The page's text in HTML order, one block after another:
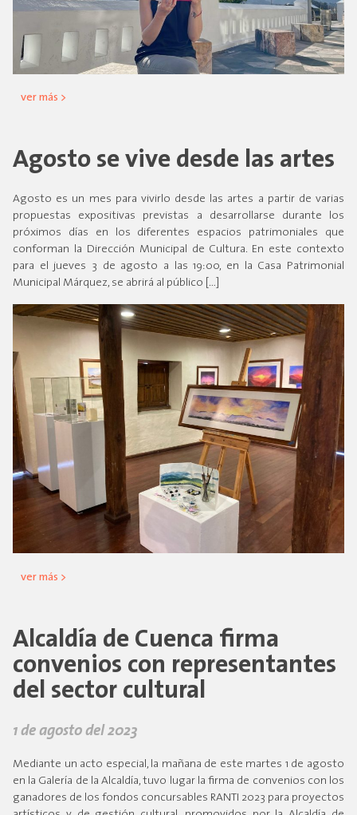
ver más >
Agosto se vive desde las artes
Agosto es un mes para vivirlo desde las artes a partir de varias
propuestas expositivas previstas a desarrollarse durante los
próximos días en los diferentes espacios patrimoniales que
conforman la Dirección Municipal de Cultura. En este contexto
para el jueves 3 de agosto a las 19:00, en la Casa Patrimonial
Municipal Márquez, se abrirá al público […]
ver más >
Alcaldía de Cuenca firma
convenios con representantes
del sector cultural
1 de agosto del 2023
Mediante un acto especial, la mañana de este martes 1 de agosto
en la Galería de la Alcaldía, tuvo lugar la firma de convenios con los
ganadores de los fondos concursables RANTI 2023 para proyectos